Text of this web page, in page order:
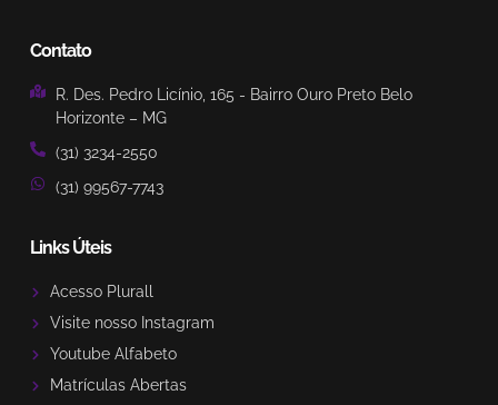
Contato
R. Des. Pedro Licínio, 165 - Bairro Ouro Preto Belo
Horizonte – MG
(31) 3234-2550
(31) 99567-7743
Links Úteis
Acesso Plurall
Visite nosso Instagram
Youtube Alfabeto
Matrículas Abertas